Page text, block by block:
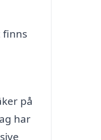
finns
på
har